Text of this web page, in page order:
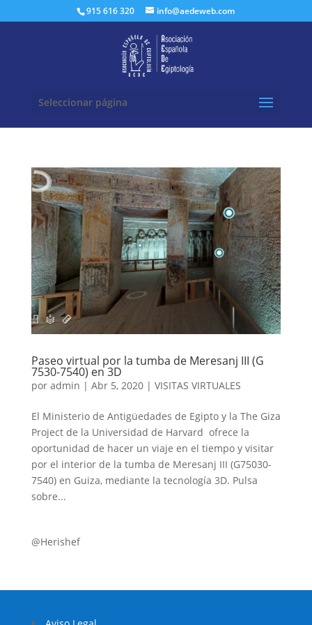
915 616 320 info@aedeweb.com
Seleccionar página
Paseo virtual por la tumba de Meresanj III (G
7530-7540) en 3D
por admin | Abr 5, 2020| VISITAS VIRTUALES
El Ministerio de Antigüedades de Egipto y la The Giza
Project de la Universidad de Harvard ofrece la
oportunidad de hacer un viaje en el tiempo y visitar
por el interior de la tumba de Meresanj III (G75030-
7540) en Guiza, mediante la tecnología 3D. Pulsa
sobre...
@Herishef